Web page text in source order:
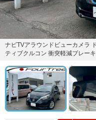
ナビTVアラウンドビューカメラ ドラレコ ETC デジタルインナーミラー アダプ
ティブクルコン 衝突軽減ブレー